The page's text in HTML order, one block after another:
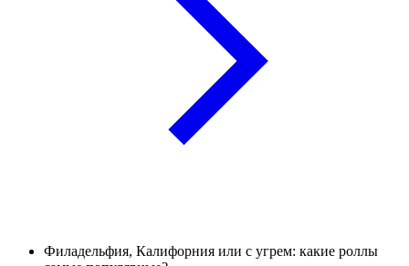
Филадельфия, Калифорния или с угрем: какие роллы